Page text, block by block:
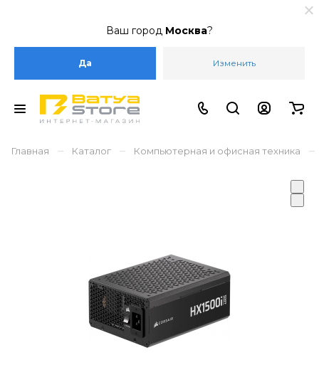
Ваш город Москва?
Да Изменить
Главная – Каталог – Компьютерная и офисная техника –